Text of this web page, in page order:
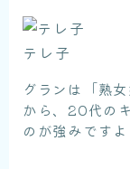
テレ子
グランは「熟
から、20代の
のが強みですよ